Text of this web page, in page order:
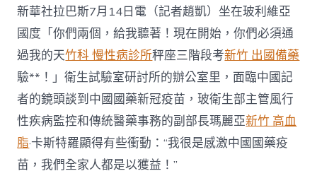
疫
苗，
維
護
了
我
全
家
人！”〉
中
新華社拉巴斯7月14日電（記者趙凱）坐在玻利維亞
國度「你們兩個，給我聽著！現在開始，你們必須通
過我的天竹科 慢性病診所秤座三階段考新竹 出國備藥
驗**！」衛生試驗室研討所的辦公室里，面臨中國記
者的鏡頭談到中國國藥新冠疫苗，玻衛生部主管風行
性疾病監控和傳統醫藥事務的副部長瑪麗亞新竹 高血
脂·卡斯特羅顯得有些衝動：“我很是感激中國國藥疫
苗，我們全家人都是以獲益！”